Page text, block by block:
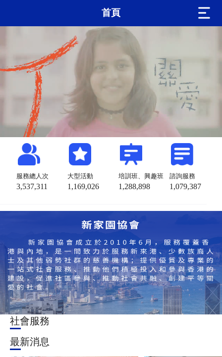
首頁
服務總人次
3,537,311
大型活動
1,169,026
培訓班、興趣班
1,288,898
諮詢服務
1,079,387
社會服務
最新消息